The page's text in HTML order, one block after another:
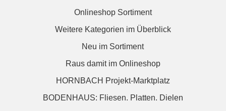
Onlineshop Sortiment
Weitere Kategorien im Überblick
Neu im Sortiment
Raus damit im Onlineshop
HORNBACH Projekt-Marktplatz
BODENHAUS: Fliesen. Platten. Dielen